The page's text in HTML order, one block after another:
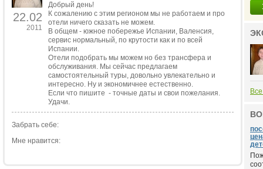
22.02
2011
Добрый день!
К сожалению с этим регионом мы не работаем и про
отели ничего сказать не можем.
В общем - южное побережье Испании, Валенсия,
сервис нормальный, по крутости как и по всей
Испании.
Отели подобрать мы можем но без трансфера и
обслуживания. Мы сейчас предлагаем
самостоятельный туры, довольно увлекательно и
интересно. Ну и экономичнее естественно.
Если что пишите - точные даты и свои пожелания.
Удачи.
Забрать себе:
Мне нравится: